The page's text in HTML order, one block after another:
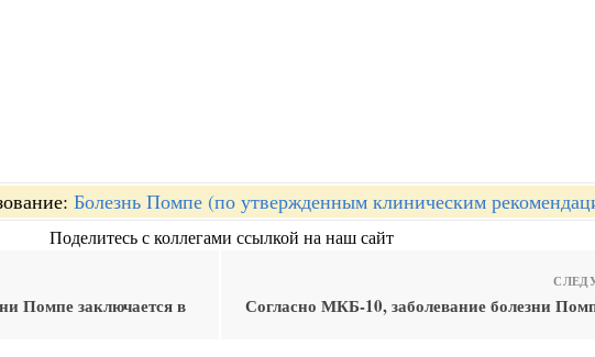
Болезнь Помпе (по утвержденным клиническим
Поделитесь с коллегами ссылкой на наш сайт
Помпе заключается в Согласно МКБ-10, заболевание болезни